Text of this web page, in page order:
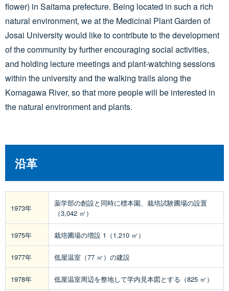
flower) in Saitama prefecture. Being located in such a rich
natural environment, we at the Medicinal Plant Garden of
Josai University would like to contribute to the development
of the community by further encouraging social activities,
and holding lecture meetings and plant-watching sessions
within the university and the walking trails along the
Komagawa River, so that more people will be interested in
the natural environment and plants.
沿革
1973年
薬学部の創設と同時に標本園、栽培試験圃場の設置
（3,042 ㎡）
1975年 栽培圃場の増設 1（1,210 ㎡）
1977年 低屋温室（77 ㎡）の建設
1978年 低屋温室周辺を整地して学内見本図とする（825 ㎡）